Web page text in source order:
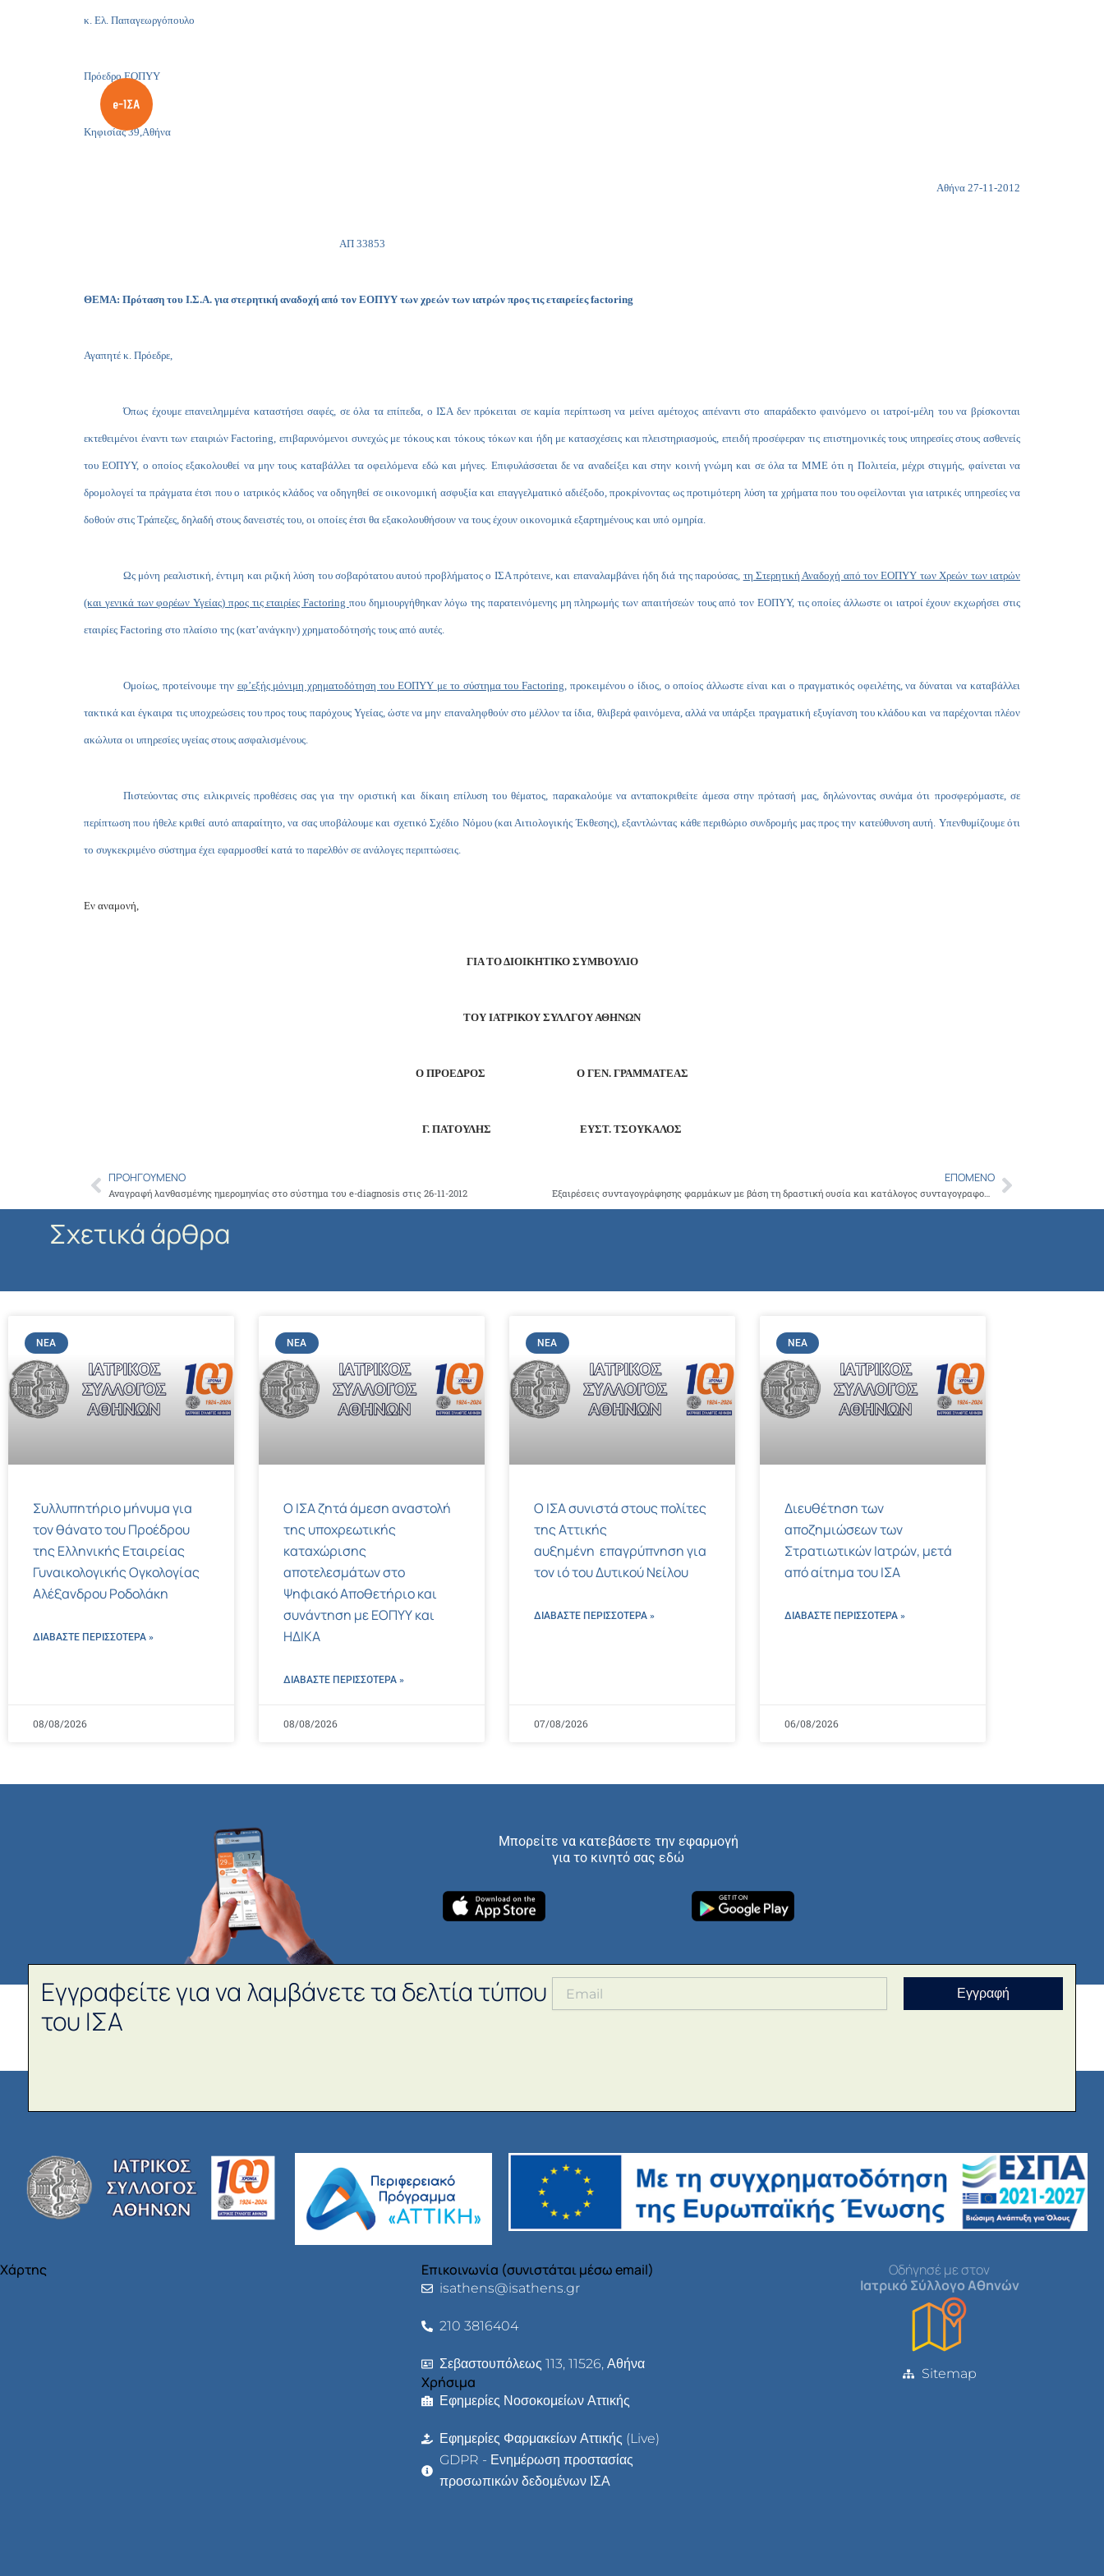
κ. Ελ. Παπαγεωργόπουλο
Πρόεδρο ΕΟΠΥΥ
Κηφισίας 39,Αθήνα
Αθήνα 27-11-2012
ΑΠ 33853
ΘΕΜΑ: Πρόταση του Ι.Σ.Α. για στερητική αναδοχή από τον ΕΟΠΥΥ των χρεών των ιατρών προς τις εταιρείες factoring
Αγαπητέ κ. Πρόεδρε,
Όπως έχουμε επανειλημμένα καταστήσει σαφές, σε όλα τα επίπεδα, ο ΙΣΑ δεν πρόκειται σε καμία περίπτωση να μείνει αμέτοχος απέναντι στο απαράδεκτο φαινόμενο οι ιατροί-μέλη του να βρίσκονται
εκτεθειμένοι έναντι των εταιριών Factoring, επιβαρυνόμενοι συνεχώς με τόκους και τόκους τόκων και ήδη με κατασχέσεις και πλειστηριασμούς, επειδή προσέφεραν τις επιστημονικές τους υπηρεσίες στους ασθενείς
του ΕΟΠΥΥ, ο οποίος εξακολουθεί να μην τους καταβάλλει τα οφειλόμενα εδώ και μήνες. Επιφυλάσσεται δε να αναδείξει και στην κοινή γνώμη και σε όλα τα ΜΜΕ ότι η Πολιτεία, μέχρι στιγμής, φαίνεται να
δρομολογεί τα πράγματα έτσι που ο ιατρικός κλάδος να οδηγηθεί σε οικονομική ασφυξία και επαγγελματικό αδιέξοδο, προκρίνοντας ως προτιμότερη λύση τα χρήματα που του οφείλονται για ιατρικές υπηρεσίες να
δοθούν στις Τράπεζες, δηλαδή στους δανειστές του, οι οποίες έτσι θα εξακολουθήσουν να τους έχουν οικονομικά εξαρτημένους και υπό ομηρία.
Ως μόνη ρεαλιστική, έντιμη και ριζική λύση του σοβαρότατου αυτού προβλήματος ο ΙΣΑ πρότεινε, και επαναλαμβάνει ήδη διά της παρούσας, τη Στερητική Αναδοχή από τον ΕΟΠΥΥ των Χρεών των ιατρών
(και γενικά των φορέων Υγείας) προς τις εταιρίεςFactoring που δημιουργήθηκαν λόγω της παρατεινόμενης μη πληρωμής των απαιτήσεών τους από τον ΕΟΠΥΥ, τις οποίες άλλωστε οι ιατροί έχουν εκχωρήσει στις
εταιρίες Factoring στο πλαίσιο της (κατ’ανάγκην) χρηματοδότησής τους από αυτές.
Ομοίως, προτείνουμε την εφ’εξής μόνιμη χρηματοδότηση του ΕΟΠΥΥ με το σύστημα τουFactoring, προκειμένου ο ίδιος, ο οποίος άλλωστε είναι και ο πραγματικός οφειλέτης, να δύναται να καταβάλλει
τακτικά και έγκαιρα τις υποχρεώσεις του προς τους παρόχους Υγείας, ώστε να μην επαναληφθούν στο μέλλον τα ίδια, θλιβερά φαινόμενα, αλλά να υπάρξει πραγματική εξυγίανση του κλάδου και να παρέχονται πλέον
ακώλυτα οι υπηρεσίες υγείας στους ασφαλισμένους.
Πιστεύοντας στις ειλικρινείς προθέσεις σας για την οριστική και δίκαιη επίλυση του θέματος, παρακαλούμε να ανταποκριθείτε άμεσα στην πρότασή μας, δηλώνοντας συνάμα ότι προσφερόμαστε, σε
περίπτωση που ήθελε κριθεί αυτό απαραίτητο, να σας υποβάλουμε και σχετικό Σχέδιο Νόμου (και Αιτιολογικής Έκθεσης), εξαντλώντας κάθε περιθώριο συνδρομής μας προς την κατεύθυνση αυτή. Υπενθυμίζουμε ότι
το συγκεκριμένο σύστημα έχει εφαρμοσθεί κατά το παρελθόν σε ανάλογες περιπτώσεις.
Εν αναμονή,
ΓΙΑ ΤΟ ΔΙΟΙΚΗΤΙΚΟ ΣΥΜΒΟΥΛΙΟ
ΤΟΥ ΙΑΤΡΙΚΟΥ ΣΥΛΛΓΟΥ ΑΘΗΝΩΝ
Ο ΠΡΟΕΔΡΟΣ Ο ΓΕΝ. ΓΡΑΜΜΑΤΕΑΣ
Γ. ΠΑΤΟΥΛΗΣ ΕΥΣΤ. ΤΣΟΥΚΑΛΟΣ
Prev
ΠΡΟΗΓΟΎΜΕΝΟ
Αναγραφή λανθασμένης ημερομηνίας στο σύστημα του e-diagnosis στις 26-11-2012
ΕΠΌΜΕΝΟ
Εξαιρέσεις συνταγογράφησης φαρμάκων με βάση τη δραστική ουσία και κατάλογος συνταγογραφούμενων φαρμακευτικών προϊόντων από τον ΕΟΦ Next
Σχετικά άρθρα
ΝΈΑ
Συλλυπητήριο μήνυμα για
τον θάνατο του Προέδρου
της Ελληνικής Εταιρείας
Γυναικολογικής Ογκολογίας
Αλέξανδρου Ροδολάκη
ΔΙΑΒΑΣΤΕ ΠΕΡΙΣΣΌΤΕΡΑ »
08/08/2026
ΝΈΑ
Ο ΙΣΑ ζητά άμεση αναστολή
της υποχρεωτικής
καταχώρισης
αποτελεσμάτων στο
Ψηφιακό Αποθετήριο και
συνάντηση με ΕΟΠΥΥ και
ΗΔΙΚΑ
ΔΙΑΒΑΣΤΕ ΠΕΡΙΣΣΌΤΕΡΑ »
08/08/2026
ΝΈΑ
Ο ΙΣΑ συνιστά στους πολίτες
της Αττικής
αυξημένη επαγρύπνηση για
τον ιό του Δυτικού Νείλου
ΔΙΑΒΑΣΤΕ ΠΕΡΙΣΣΌΤΕΡΑ »
07/08/2026
ΝΈΑ
Διευθέτηση των
αποζημιώσεων των
Στρατιωτικών Ιατρών, μετά
από αίτημα του ΙΣΑ
ΔΙΑΒΑΣΤΕ ΠΕΡΙΣΣΌΤΕΡΑ »
06/08/2026
Μπορείτε να κατεβάσετε την εφαρμογή
για το κινητό σας εδώ
Εγγραφείτε για να λαμβάνετε τα δελτία τύπου
του ΙΣΑ
Εγγραφή
Χάρτης Επικοινωνία (συνιστάται μέσω email)
isathens@isathens.gr
210 3816404
Σεβαστουπόλεως 113, 11526, Αθήνα
Χρήσιμα
Εφημερίες Νοσοκομείων Αττικής
Εφημερίες Φαρμακείων Αττικής (Live)
GDPR - Ενημέρωση προστασίας
προσωπικών δεδομένων ΙΣΑ
Οδήγησέ με στον
Ιατρικό Σύλλογο Αθηνών
Sitemap